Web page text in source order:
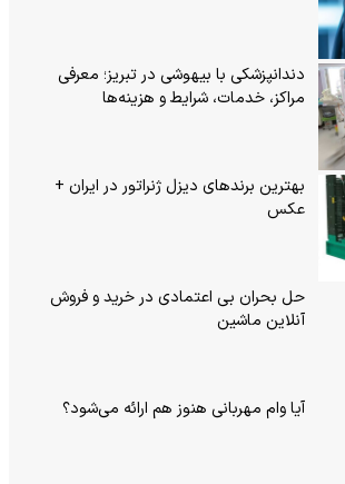
دندانپزشکی با بیهوشی در تبریز؛ معرفی
مراکز، خدمات، شرایط و هزینه‌ها
بهترین برندهای دیزل ژنراتور در ایران +
عکس
حل بحران بی‌ اعتمادی در خرید و فروش
آنلاین ماشین
آیا وام مهربانی هنوز هم ارائه می‌شود؟